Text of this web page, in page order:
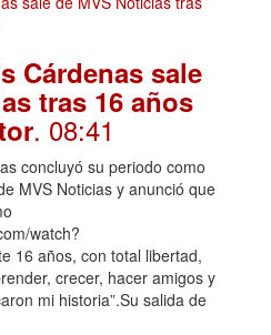
Cárdenas sale
tras 16 años
. 08:41
concluyó su periodo como
MVS Noticias y anunció que
watch?
16 años, con total libertad,
crecer, hacer amigos y
mi historia”.Su salida de